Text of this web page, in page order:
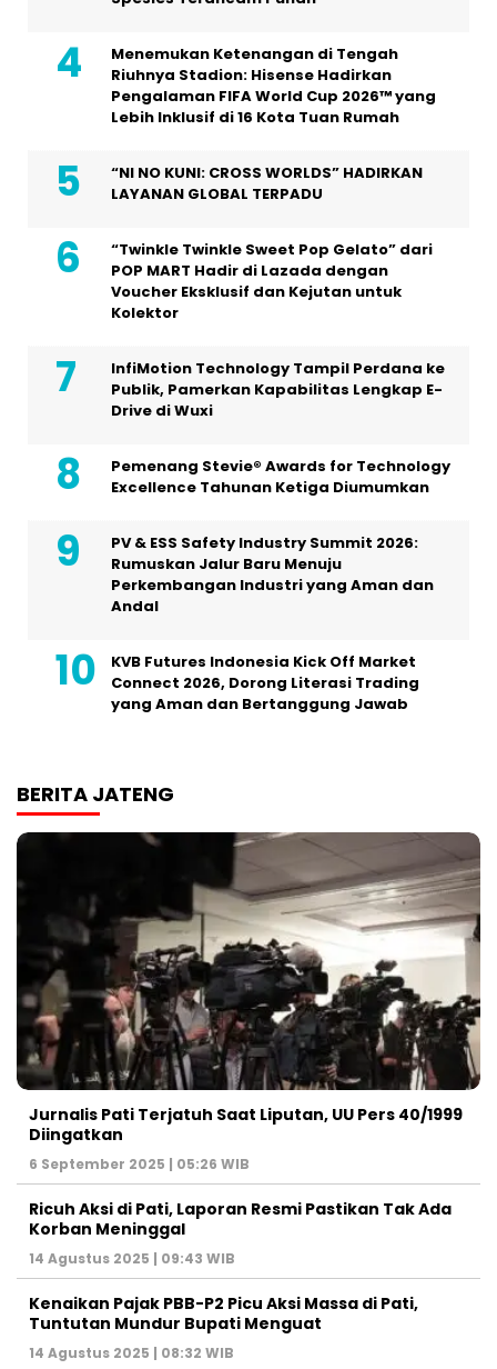
Menemukan Ketenangan di Tengah
Riuhnya Stadion: Hisense Hadirkan
Pengalaman FIFA World Cup 2026™ yang
Lebih Inklusif di 16 Kota Tuan Rumah
“NI NO KUNI: CROSS WORLDS” HADIRKAN
LAYANAN GLOBAL TERPADU
“Twinkle Twinkle Sweet Pop Gelato” dari
POP MART Hadir di Lazada dengan
Voucher Eksklusif dan Kejutan untuk
Kolektor
InfiMotion Technology Tampil Perdana ke
Publik, Pamerkan Kapabilitas Lengkap E-
Drive di Wuxi
Pemenang Stevie® Awards for Technology
Excellence Tahunan Ketiga Diumumkan
PV & ESS Safety Industry Summit 2026:
Rumuskan Jalur Baru Menuju
Perkembangan Industri yang Aman dan
Andal
KVB Futures Indonesia Kick Off Market
Connect 2026, Dorong Literasi Trading
yang Aman dan Bertanggung Jawab
BERITA JATENG
Jurnalis Pati Terjatuh Saat Liputan, UU Pers 40/1999
Diingatkan
6 September 2025 | 05:26 WIB
Ricuh Aksi di Pati, Laporan Resmi Pastikan Tak Ada
Korban Meninggal
14 Agustus 2025 | 09:43 WIB
Kenaikan Pajak PBB-P2 Picu Aksi Massa di Pati,
Tuntutan Mundur Bupati Menguat
14 Agustus 2025 | 08:32 WIB